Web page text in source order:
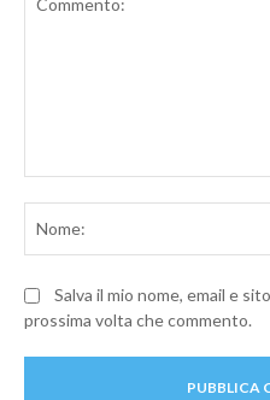
Salva il mio nome, email e
prossima volta che commento.